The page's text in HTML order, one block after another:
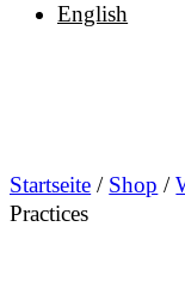
English
Startseite / Shop /
Practices